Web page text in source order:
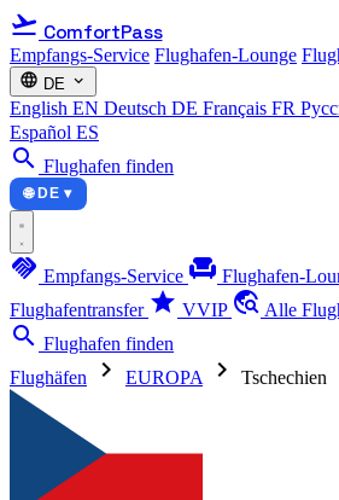
flight_takeoff ComfortPass
Empfangs-Service Flughafen-Lounge
language DE expand_more
English EN Deutsch DE Français FR
Español ES
search Flughafen finden
🌐 DE ▾
handshake Empfangs-Service chair Flughafen-
Flughafentransfer star VVIP travel_explore Alle
search Flughafen finden
Flughäfen
chevron_right EUROPA chevron_right Tschechien